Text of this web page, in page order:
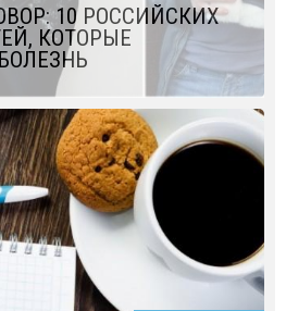
10 РОССИЙСКИХ
КОТОРЫЕ